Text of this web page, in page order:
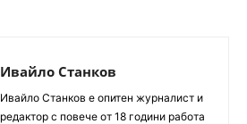
Ивайло Станков
Ивайло Станков е опитен журналист и
редактор с повече от 18 години работа